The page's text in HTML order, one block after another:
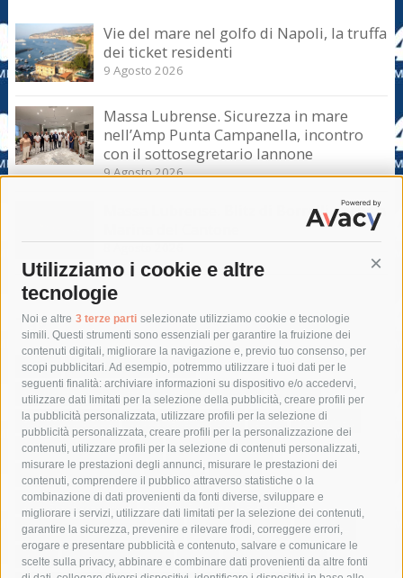
Utilizziamo i cookie e altre
tecnologie
Noi e altre 3 terze parti selezionate utilizziamo cookie e tecnologie
simili. Questi strumenti sono essenziali per garantire la fruizione dei
contenuti digitali, migliorare la navigazione e, previo tuo consenso, per
scopi pubblicitari. Ad esempio, potremmo utilizzare i tuoi dati per le
seguenti finalità: archiviare informazioni su dispositivo e/o accedervi,
utilizzare dati limitati per la selezione della pubblicità, creare profili per
la pubblicità personalizzata, utilizzare profili per la selezione di
pubblicità personalizzata, creare profili per la personalizzazione dei
contenuti, utilizzare profili per la selezione di contenuti personalizzati,
misurare le prestazioni degli annunci, misurare le prestazioni dei
contenuti, comprendere il pubblico attraverso statistiche o la
combinazione di dati provenienti da fonti diverse, sviluppare e
migliorare i servizi, utilizzare dati limitati per la selezione dei contenuti,
garantire la sicurezza, prevenire e rilevare frodi, correggere errori,
erogare e presentare pubblicità e contenuto, salvare e comunicare le
scelte sulla privacy, abbinare e combinare dati provenienti da altre fonti
Vie del mare nel golfo di Napoli, la truffa
dei ticket residenti
9 Agosto 2026
Massa Lubrense. Sicurezza in mare
nell’Amp Punta Campanella, incontro
con il sottosegretario Iannone
9 Agosto 2026
Massa Lubrense. Blitz di Borrelli anche a
Tag
acqua allerta meteo
anas
area marina protetta di punta campanella
arresto
Asl Napoli 3 sud
capitaneria di porto capri
carabinieri
castellammare di stabia
circumvesuviana
comune di sorrento
concerto
contagi
costiera amalfitana
covid-19 eav
elezioni
fondazione sorrento
gori guardia costiera
incidente
lavori
lorenzo balducelli mare
massa lubrense